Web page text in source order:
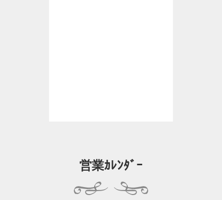
営業ｶﾚﾝﾀﾞｰ